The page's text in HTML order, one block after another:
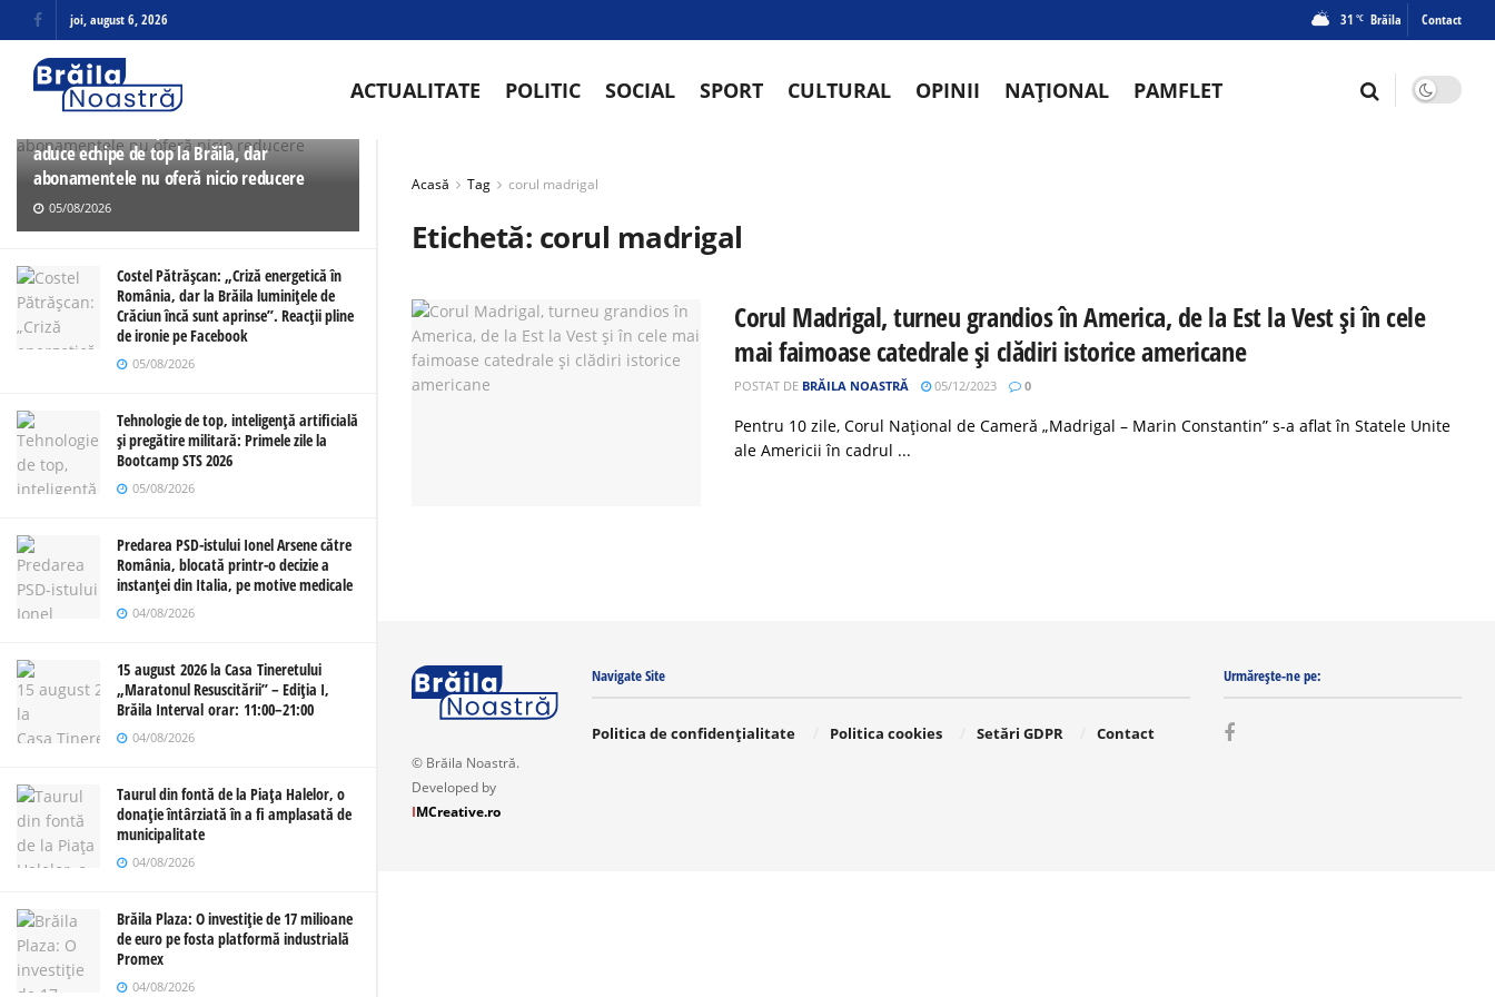
ULTIMELE TRENDING
Spectacol pe teren, matematică bizară la
aduce echipe de top la Brăila, dar
abonamentele nu oferă nicio reducere
05/08/2026
Costel Pătrășcan: „Criză energetică în
România, dar la Brăila luminițele de
Crăciun încă sunt aprinse”. Reacții pline
de ironie pe Facebook
05/08/2026
Tehnologie de top, inteligență artificială
și pregătire militară: Primele zile la
Bootcamp STS 2026
05/08/2026
Predarea PSD-istului Ionel Arsene către
România, blocată printr-o decizie a
instanței din Italia, pe motive medicale
04/08/2026
15 august 2026 la Casa Tineretului
„Maratonul Resuscitării” – Ediția I,
Brăila Interval orar: 11:00–21:00
04/08/2026
Taurul din fontă de la Piața Halelor, o
donație întârziată în a fi amplasată de
municipalitate
04/08/2026
Brăila Plaza: O investiție de 17 milioane
de euro pe fosta platformă industrială
Promex
04/08/2026
joi, august 6, 2026 31 °C Brăila Contact
ACTUALITATE POLITIC SOCIAL SPORT CULTURAL OPINII NAȚIONAL PAMFLET
Acasă Tag corul madrigal
Etichetă: corul madrigal
Corul Madrigal, turneu grandios în America, de la Est la Vest și în cele
mai faimoase catedrale și clădiri istorice americane
POSTAT DE BRĂILA NOASTRĂ 05/12/2023 0
Pentru 10 zile, Corul Național de Cameră „Madrigal – Marin Constantin” s-a aflat în Statele Unite
ale Americii în cadrul ...
© Brăila Noastră.
Developed by
IMCreative.ro
Navigate Site
Politica de confidențialitate Politica cookies Setări GDPR Contact
Urmărește-ne pe: